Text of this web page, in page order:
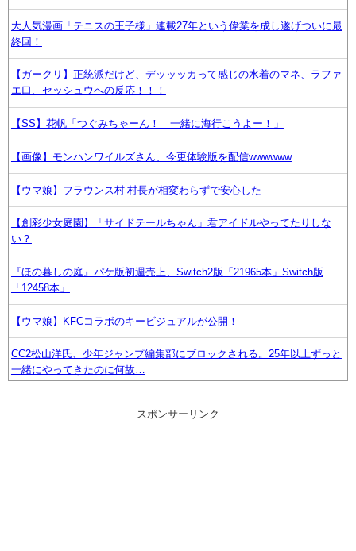
大人気漫画「テニスの王子様」連載27年という偉業を成し遂げついに最
終回！
【ガークリ】正統派だけど、デッッッカって感じの水着のマネ、ラファ
エ口、セッシュウへの反応！！！
【SS】花帆「つぐみちゃーん！ 一緒に海行こうよー！」
【画像】モンハンワイルズさん、今更体験版を配信wwwwww
【ウマ娘】フラウンス村 村長が相変わらずで安心した
【創彩少女庭園】「サイドテールちゃん」君アイドルやってたりしな
い？
『ほの暮しの庭』パケ版初週売上、Switch2版「21965本」Switch版
「12458本」
【ウマ娘】KFCコラボのキービジュアルが公開！
CC2松山洋氏、少年ジャンプ編集部にブロックされる。25年以上ずっと
一緒にやってきたのに何故…
スポンサーリンク